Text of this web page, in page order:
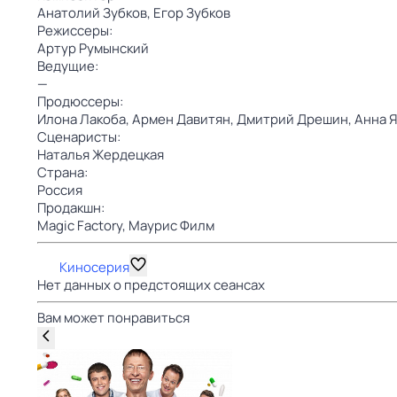
Анатолий Зубков, Егор Зубков
Режиссеры:
Артур Румынский
Ведущие:
—
Продюссеры:
Илона Лакоба,Армен Давитян,Дмитрий Дрешин,Анна
Сценаристы:
Наталья Жердецкая
Страна:
Россия
Продакшн:
Magic Factory, Маурис Филм
Киносерия
Нет данных о предстоящих сеансах
Вам может понравиться